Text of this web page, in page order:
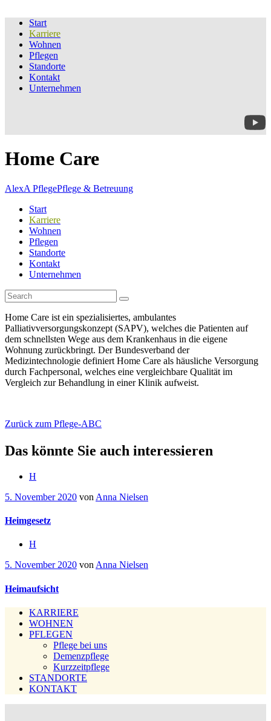
Start
Karriere
Wohnen
Pflegen
Standorte
Kontakt
Unternehmen
Home Care
AlexA PflegePflege & Betreuung
Start
Karriere
Wohnen
Pflegen
Standorte
Kontakt
Unternehmen
Home Care ist ein spezialisiertes, ambulantes
Palliativversorgungskonzept (SAPV), welches die Patienten auf
dem schnellsten Wege aus dem Krankenhaus in die eigene
Wohnung zurückbringt. Der Bundesverband der
Medizintechnologie definiert Home Care als häusliche Versorgung
durch Fachpersonal, welches eine vergleichbare Qualität im
Vergleich zur Behandlung in einer Klinik aufweist.
Zurück zum Pflege-ABC
Das könnte Sie auch interessieren
H
5. November 2020 von Anna Nielsen
Heimgesetz
H
5. November 2020 von Anna Nielsen
Heimaufsicht
KARRIERE
WOHNEN
PFLEGEN
Pflege bei uns
Demenzpflege
Kurzzeitpflege
STANDORTE
KONTAKT